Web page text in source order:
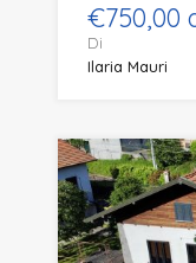
€750,00
Di
Ilaria Mauri